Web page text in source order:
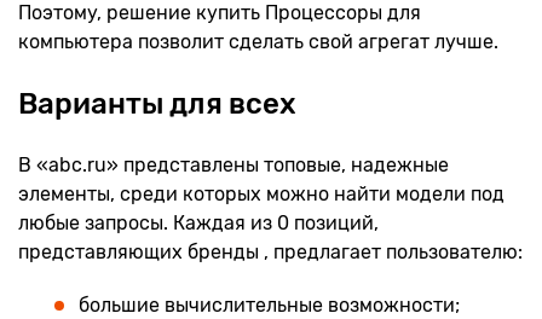
Поэтому, решение купить Процессоры для
компьютера позволит сделать свой агрегат лучше.
Варианты для всех
В «abc.ru» представлены топовые, надежные
элементы, среди которых можно найти модели под
любые запросы. Каждая из 0 позиций,
представляющих бренды , предлагает пользователю:
большие вычислительные возможности;